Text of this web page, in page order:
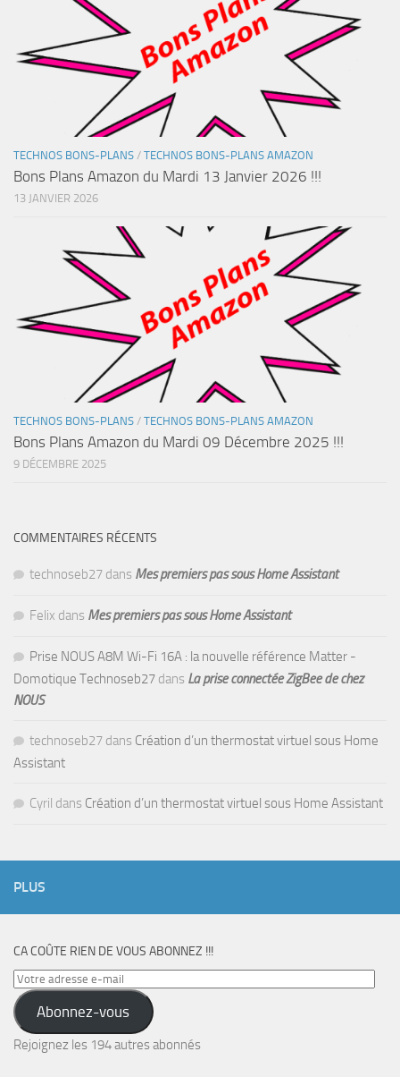
TECHNOS BONS-PLANS / TECHNOS BONS-PLANS AMAZON
Bons Plans Amazon du Mardi 13 Janvier 2026 !!!
13 JANVIER 2026
TECHNOS BONS-PLANS / TECHNOS BONS-PLANS AMAZON
Bons Plans Amazon du Mardi 09 Décembre 2025 !!!
9 DÉCEMBRE 2025
COMMENTAIRES RÉCENTS
technoseb27 dans Mes premiers pas sous Home Assistant
Felix dans Mes premiers pas sous Home Assistant
Prise NOUS A8M Wi-Fi 16A : la nouvelle référence Matter -
Domotique Technoseb27 dans La prise connectée ZigBee de chez
NOUS
technoseb27 dans Création d’un thermostat virtuel sous Home
Assistant
Cyril dans Création d’un thermostat virtuel sous Home Assistant
PLUS
CA COÛTE RIEN DE VOUS ABONNEZ !!!
Votre
adresse
e-
mail
Abonnez-vous
Rejoignez les 194 autres abonnés